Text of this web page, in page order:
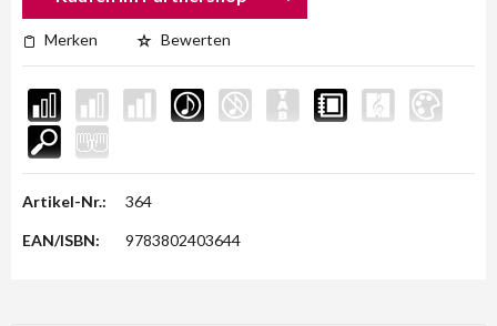
Merken Bewerten
Artikel-Nr.: 364
EAN/ISBN: 9783802403644